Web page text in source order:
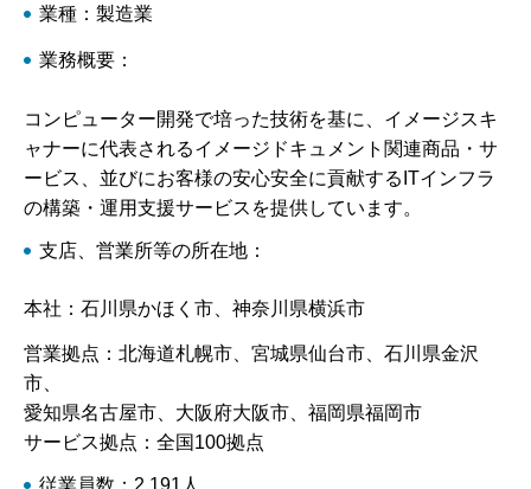
業種：製造業
業務概要：
コンピューター開発で培った技術を基に、イメージスキ
ャナーに代表されるイメージドキュメント関連商品・サ
ービス、並びにお客様の安心安全に貢献するITインフラ
の構築・運用支援サービスを提供しています。
支店、営業所等の所在地：
本社：石川県かほく市、神奈川県横浜市
営業拠点：北海道札幌市、宮城県仙台市、石川県金沢
市、
愛知県名古屋市、大阪府大阪市、福岡県福岡市
サービス拠点：全国100拠点
従業員数：2,191人